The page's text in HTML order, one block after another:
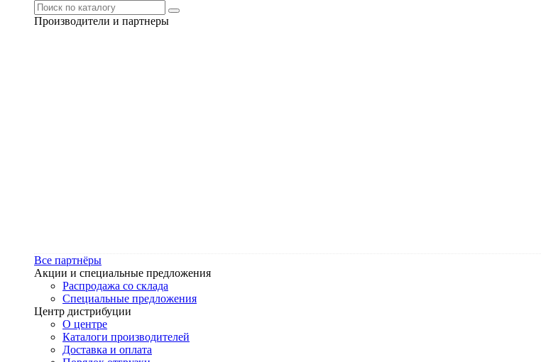
Производители и партнеры
Все партнёры
Акции и специальные предложения
Распродажа со склада
Специальные предложения
Центр дистрибуции
О центре
Каталоги производителей
Доставка и оплата